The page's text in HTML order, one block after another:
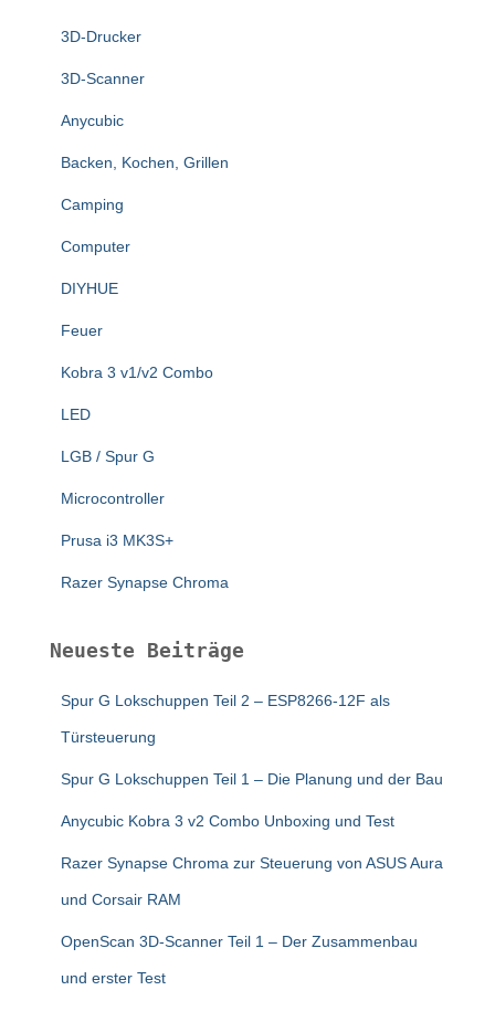
3D-Drucker
3D-Scanner
Anycubic
Backen, Kochen, Grillen
Camping
Computer
DIYHUE
Feuer
Kobra 3 v1/v2 Combo
LED
LGB / Spur G
Microcontroller
Prusa i3 MK3S+
Razer Synapse Chroma
Neueste Beiträge
Spur G Lokschuppen Teil 2 – ESP8266-12F als
Türsteuerung
Spur G Lokschuppen Teil 1 – Die Planung und der Bau
Anycubic Kobra 3 v2 Combo Unboxing und Test
Razer Synapse Chroma zur Steuerung von ASUS Aura
und Corsair RAM
OpenScan 3D-Scanner Teil 1 – Der Zusammenbau
und erster Test